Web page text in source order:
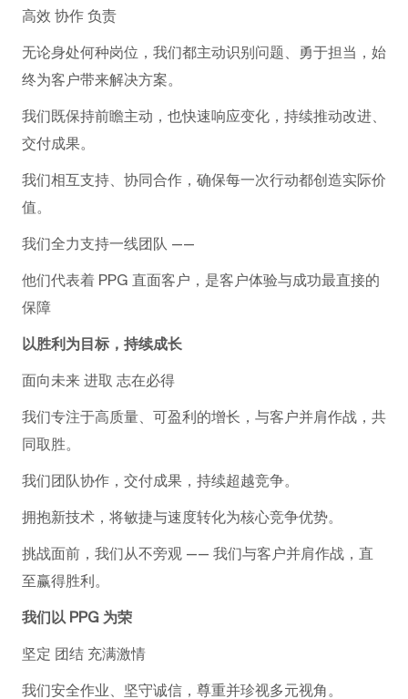
高效 协作 负责
无论身处何种岗位，我们都主动识别问题、勇于担当，始
终为客户带来解决方案。
我们既保持前瞻主动，也快速响应变化，持续推动改进、
交付成果。
我们相互支持、协同合作，确保每一次行动都创造实际价
值。
我们全力支持一线团队 ——
他们代表着 PPG 直面客户，是客户体验与成功最直接的
保障
以胜利为目标，持续成长
面向未来 进取 志在必得
我们专注于高质量、可盈利的增长，与客户并肩作战，共
同取胜。
我们团队协作，交付成果，持续超越竞争。
拥抱新技术，将敏捷与速度转化为核心竞争优势。
挑战面前，我们从不旁观 —— 我们与客户并肩作战，直
至赢得胜利。
我们以 PPG 为荣
坚定 团结 充满激情
我们安全作业、坚守诚信，尊重并珍视多元视角。